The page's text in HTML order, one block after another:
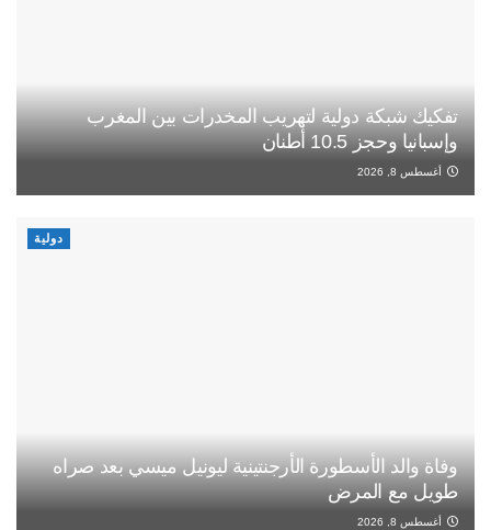
تفكيك شبكة دولية لتهريب المخدرات بين المغرب
وإسبانيا وحجز 10.5 أطنان
أغسطس 8, 2026
دولية
وفاة والد الأسطورة الأرجنتينية ليونيل ميسي بعد صراه
طويل مع المرض
أغسطس 8, 2026